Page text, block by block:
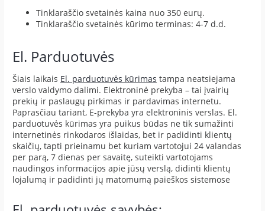
Tinklaraščio svetainės kaina nuo 350 eurų.
Tinklaraščio svetainės kūrimo terminas: 4-7 d.d.
El. Parduotuvės
Šiais laikais El. parduotuvės kūrimas tampa neatsiejama
verslo valdymo dalimi. Elektroninė prekyba – tai įvairių
prekių ir paslaugų pirkimas ir pardavimas internetu.
Paprasčiau tariant, E-prekyba yra elektroninis verslas. El.
parduotuvės kūrimas yra puikus būdas ne tik sumažinti
internetinės rinkodaros išlaidas, bet ir padidinti klientų
skaičių, tapti prieinamu bet kuriam vartotojui 24 valandas
per parą, 7 dienas per savaitę, suteikti vartotojams
naudingos informacijos apie jūsų verslą, didinti klientų
lojalumą ir padidinti jų matomumą paieškos sistemose